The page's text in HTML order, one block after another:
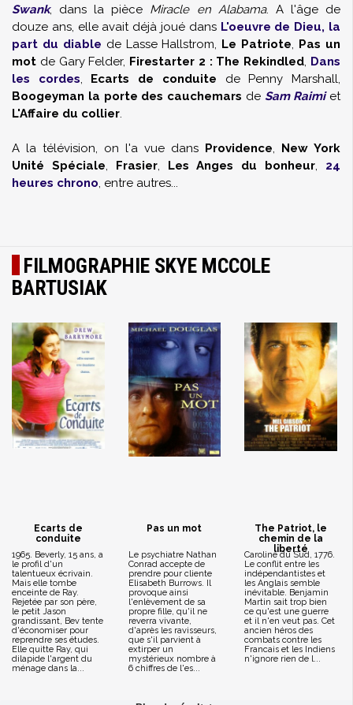
Swank, dans la pièce Miracle en Alabama. A l'âge de
douze ans, elle avait déjà joué dans L'oeuvre de Dieu, la
part du diable de Lasse Hallstrom, Le Patriote, Pas un
mot de Gary Felder, Firestarter 2 : The Rekindled, Dans
les cordes, Ecarts de conduite de Penny Marshall,
Boogeyman la porte des cauchemars de Sam Raimiet
L'Affaire du collier.
A la télévision, on l'a vue dans Providence, New York
Unité Spéciale, Frasier, Les Anges du bonheur, 24
heures chrono, entre autres...
FILMOGRAPHIE SKYE MCCOLE
BARTUSIAK
Ecarts de
conduite
1965. Beverly, 15 ans, a
le profil d'un
talentueux écrivain.
Mais elle tombe
enceinte de Ray.
Rejetée par son père,
le petit Jason
grandissant, Bev tente
d'économiser pour
reprendre ses études.
Elle quitte Ray, qui
dilapide l'argent du
ménage dans la...
Pas un mot
Le psychiatre Nathan
Conrad accepte de
prendre pour cliente
Elisabeth Burrows. Il
provoque ainsi
l'enlèvement de sa
propre fille, qu'il ne
reverra vivante,
d'après les ravisseurs,
que s'il parvient à
extirper un
mystérieux nombre à
6 chiffres de l'es...
The Patriot, le
chemin de la
liberté
Caroline du Sud, 1776.
Le conflit entre les
indépendantistes et
les Anglais semble
inévitable. Benjamin
Martin sait trop bien
ce qu'est une guerre
et il n'en veut pas. Cet
ancien héros des
combats contre les
Francais et les Indiens
n'ignore rien de l...